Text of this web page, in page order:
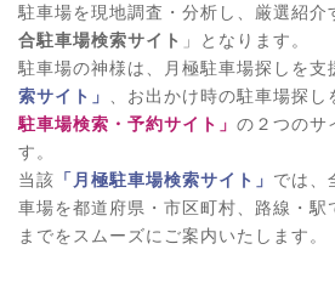
駐車場を現地調査・分析し、厳選紹介
合駐車場検索サイト 」となります。
駐車場の神様は、月極駐車場探しを支
索サイト」
、お出かけ時の駐車場探し
駐車場検索・予約サイト」 の２つのサ
す。
当該 「月極駐車場検索サイト」 では、
車場を都道府県・市区町村、路線・駅
までをスムーズにご案内いたします。